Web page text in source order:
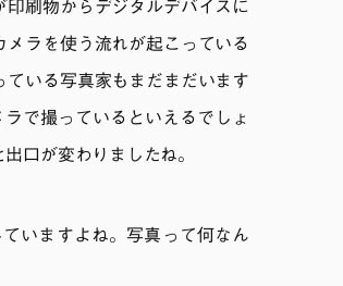
刷物からデジタルデバイスに
ラを使う流れが起こっている
いる写真家もまだまだいます
で撮っているといえるでしょ
口が変わりましたね。
いますよね。写真って何なん